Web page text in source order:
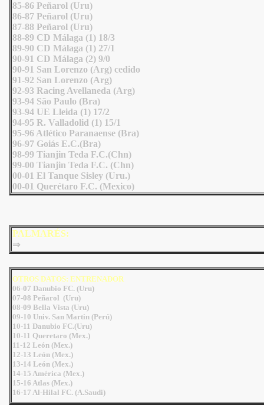
85-86 Peñarol (Uru)
86-87 Peñarol (Uru)
87-88 Peñarol (Uru)
88-89 CD Málaga (1) 18/3
89-90 CD Málaga (1) 27/1
90-91 CD Málaga (2) 9/0
90-91 San Lorenzo (Arg) cedido
91-92 San Lorenzo (Arg)
92-93 Racing Avellaneda (Arg)
93-94 São Paulo (Bra)
93-94 UE Lleida (1) 17/2
94-95 R. Valladolid (1) 15/1
95-96 Atlético Paranaense (Bra)
96-97 Goiás E.C.(Bra)
98-99 Tianjin Teda F.C.(Chn)
99-00 Tianjin Teda F.C. (Chn)
00-01 El Tanque Sisley (Uru.)
00-01 Querétaro F.C. (Mexico)
PALMARÉS:
⇒
OTROS DATOS: ENTRENADOR
06-07 Danubio FC. (Uru)
07-08 Peñarol (Uru)
08-09 Bella Vista (Uru)
09-10 Univ. San Martin (Perú)
10-11 Danubio FC.(Uru)
10-11 Queretaro (Mex.)
11-12 León (Mex.)
12-13 León (Mex.)
13-14 León (Mex.)
14-15 América (Mex.)
15-16 Atlas (Mex.)
16-17 Al-Hilal FC. (A.Saudi)